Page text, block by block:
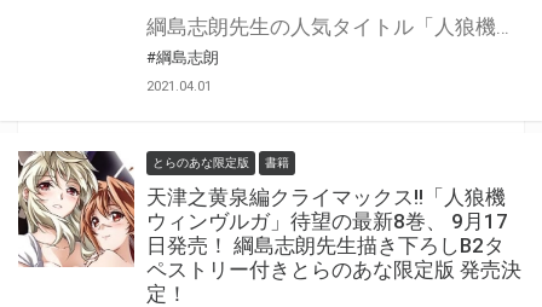
#綱島志朗
2021.04.01
とらのあな限定版 書籍
天津之黄泉編クライマックス!!「人狼機
ウィンヴルガ」待望の最新8巻、 9月17
日発売！ 綱島志朗先生描き下ろしB2タ
ペストリー付きとらのあな限定版 発売決
定！